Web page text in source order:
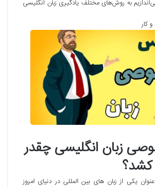
به روش‌های مختلف یادگیری زبان انگلیسی
کار
زبان انگلیسی چقدر
یکی از زبان های بین المللی در دنیای امروز